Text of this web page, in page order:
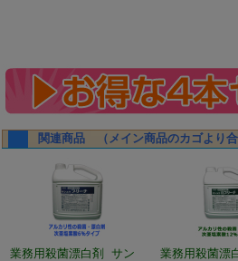
関連商品 （メイン商品のカゴより合
業務用殺菌漂白剤 サン
業務用殺菌漂